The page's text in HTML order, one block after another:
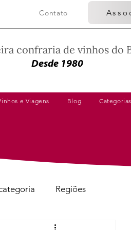
Contato
confraria de vinhos do
Desde 1980
e Viagens Blog Categorias
Regiões